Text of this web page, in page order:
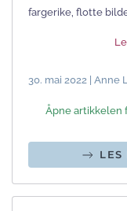
fargerike, flotte
30. mai 2022 | Anne
Åpne artikkelen
LES